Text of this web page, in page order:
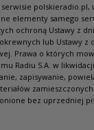
polskieradio.pl,
elementy samego
ochroną Ustawy z
lub Ustawy z
Prawa o których
Radiu S.A. w
zapisywanie,
bez uprzedniej